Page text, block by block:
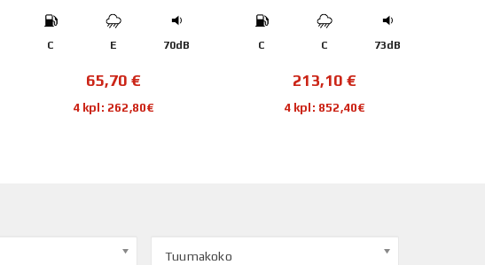
C E 70dB
65,70 €
4 kpl: 262,80€
C C 73dB
213,10 €
4 kpl: 852,40€
Tuumakoko